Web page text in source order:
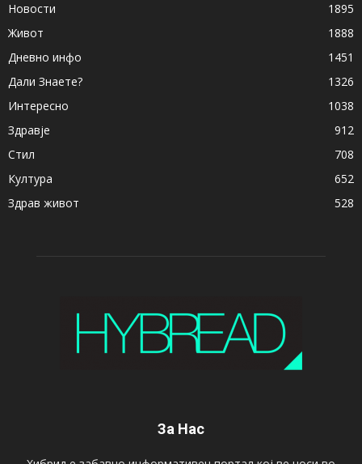
Новости
1895
Живот
1888
Дневно инфо
1451
Дали Знаете?
1326
Интересно
1038
Здравје
912
Стил
708
Култура
652
Здрав живот
528
За Нас